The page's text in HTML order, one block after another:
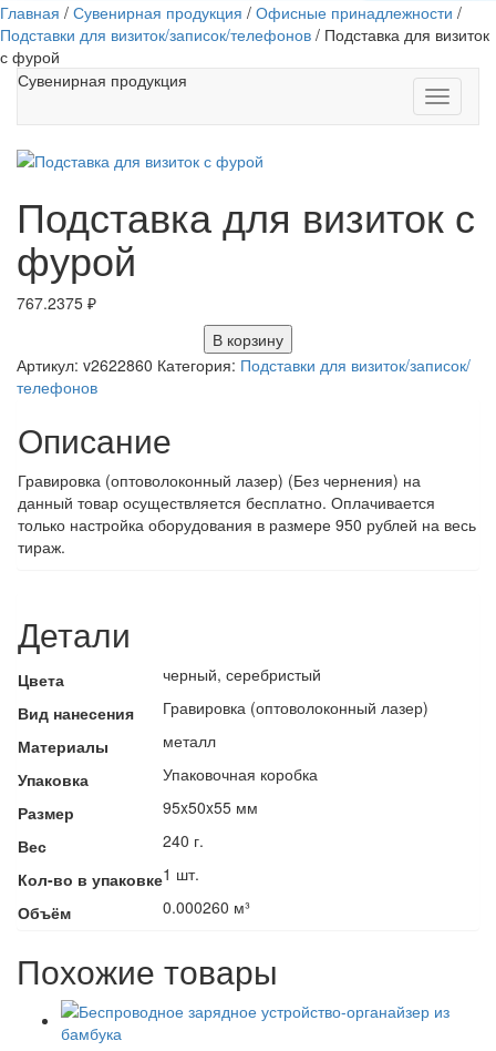
Главная / Сувенирная продукция / Офисные принадлежности /
Подставки для визиток/записок/телефонов / Подставка для визиток
с фурой
Toggle
Сувенирная продукция
Подставка для визиток с
фурой
767.2375 ₽
В корзину
Артикул: v2622860 Категория: Подставки для визиток/записок/
телефонов
Описание
Гравировка (оптоволоконный лазер) (Без чернения) на
данный товар осуществляется бесплатно. Оплачивается
только настройка оборудования в размере 950 рублей на весь
тираж.
Детали
Цвета
черный, серебристый
Вид нанесения
Гравировка (оптоволоконный лазер)
Материалы
металл
Упаковка
Упаковочная коробка
Размер
95x50x55 мм
Вес
240 г.
Кол-во в упаковке1 шт.
Объём
0.000260 м³
Похожие товары